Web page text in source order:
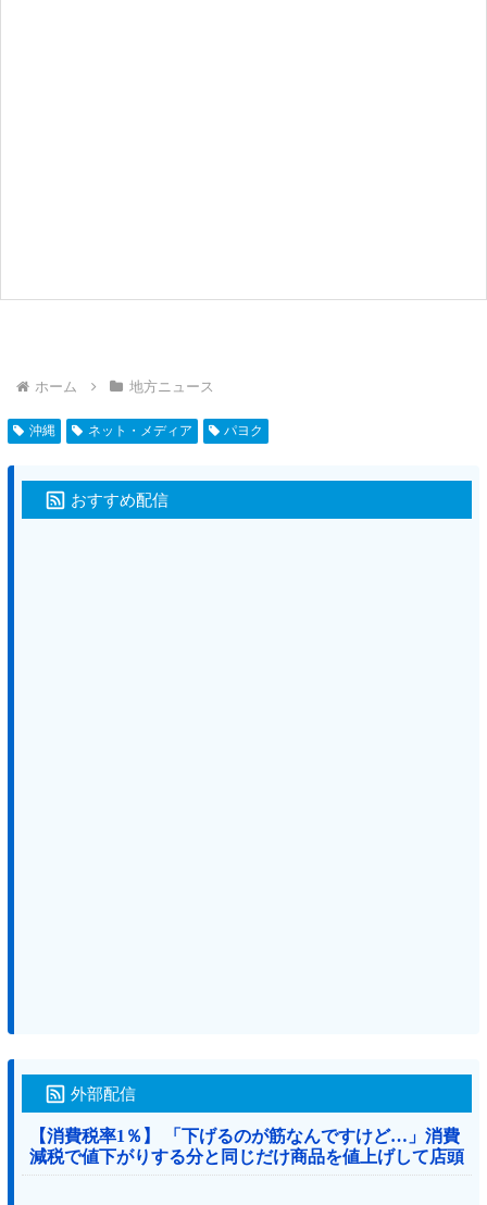
ホーム 地方ニュース
沖縄 ネット・メディア パヨク
おすすめ配信
外部配信
【消費税率1％】 「下げるのが筋なんですけど…」消費
減税で値下がりする分と同じだけ商品を値上げして店頭
価格を変えない店も